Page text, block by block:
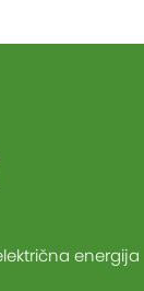
energija